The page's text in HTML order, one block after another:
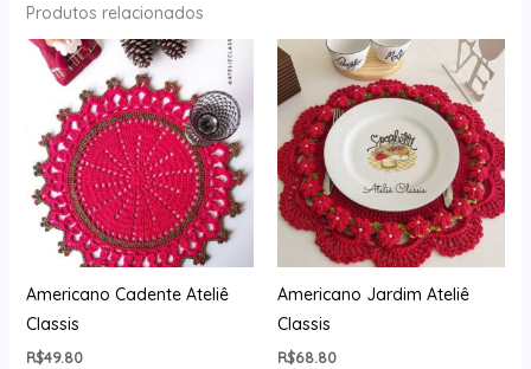
Produtos relacionados
Americano Cadente Ateliê
Classis
R$49.80
Americano Jardim Ateliê
Classis
R$68.80